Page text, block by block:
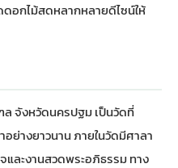
ดอกไม้สดหลากหลายดีไซน์ให้
จังหวัดนครปฐม เป็นวัดที่
ย่างยาวนาน ภายในวัดมีศาลา
ะงานสวดพระอภิธรรม ทาง